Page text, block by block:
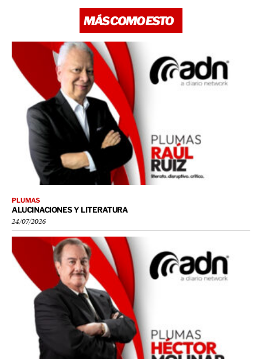
MÁS COMO ESTO
PLUMAS
ALUCINACIONES Y LITERATURA
24/07/2026